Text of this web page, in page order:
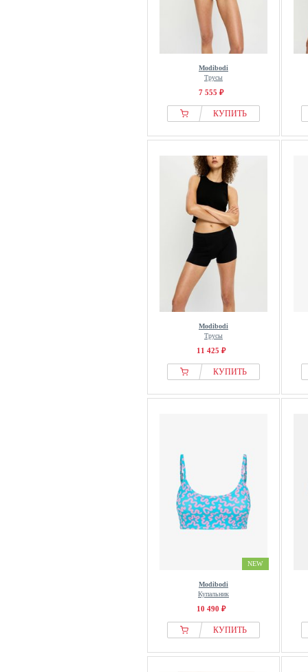
Modibodi
Трусы
7 555 ₽
КУПИТЬ
Modibodi
Трусы
11 425 ₽
КУПИТЬ
NEW
Modibodi
Купальник
10 490 ₽
КУПИТЬ